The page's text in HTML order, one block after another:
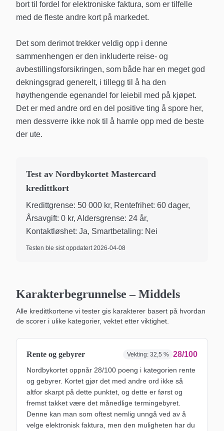
bort til fordel for elektroniske faktura, som er tilfelle
med de fleste andre kort på markedet.
Det som derimot trekker veldig opp i denne
sammenhengen er den inkluderte reise- og
avbestillingsforsikringen, som både har en meget god
dekningsgrad generelt, i tillegg til å ha den
høythengende egenandel for leiebil med på kjøpet.
Det er med andre ord en del positive ting å spore her,
men dessverre ikke nok til å hamle opp med de beste
der ute.
Test av Nordbykortet Mastercard
kredittkort
Kredittgrense: 50 000 kr, Rentefrihet: 60 dager,
Årsavgift: 0 kr, Aldersgrense: 24 år,
Kontaktløshet: Ja, Smartbetaling: Nei
Testen ble sist oppdatert2026-04-08
Karakterbegrunnelse –Middels
Alle kredittkortene vi tester gis karakterer basert på hvordan
de scorer i ulike kategorier, vektet etter viktighet.
Rente og gebyrer Vekting: 32,5 % 28/100
Nordbykortet oppnår 28/100 poeng i kategorien rente
og gebyrer. Kortet gjør det med andre ord ikke så
altfor skarpt på dette punktet, og dette er først og
fremst takket være det månedlige termingebyret.
Denne kan man som oftest nemlig unngå ved av å
velge elektronisk faktura, men den muligheten har du